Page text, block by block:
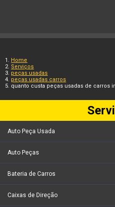
Home
Serviços
peças usadas
peças usadas carros
quanto custa peças usadas de carros
Auto Peça Usada
Auto Peças
Bateria de Carros
Caixas de Direção